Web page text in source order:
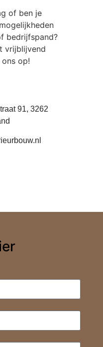
of ben je
bedrijfspand?
vrijblijvend
op!
91, 3262